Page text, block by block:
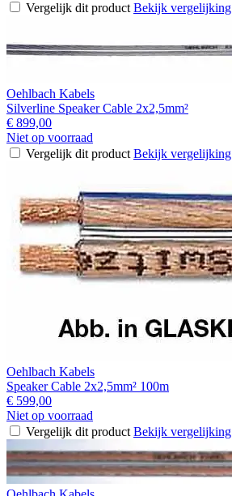
Vergelijk dit product Bekijk vergelijking
Oehlbach Kabels
Silverline Speaker Cable 2x2,5mm²
€ 899,00
Niet op voorraad
Vergelijk dit product Bekijk vergelijking
Oehlbach Kabels
Speaker Cable 2x2,5mm² 100m
€ 599,00
Niet op voorraad
Vergelijk dit product Bekijk vergelijking